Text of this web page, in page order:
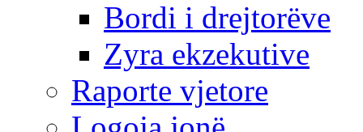
Bordi i drejtorëve
Zyra ekzekutive
Raporte vjetore